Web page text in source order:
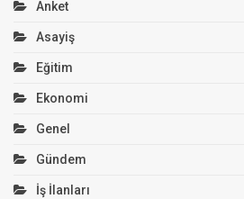
Anket
Asayiş
Eğitim
Ekonomi
Genel
Gündem
İş İlanları